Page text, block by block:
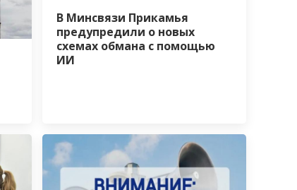
В Минсвязи Прикамья
предупредили о новых
схемах обмана с помощью
ИИ